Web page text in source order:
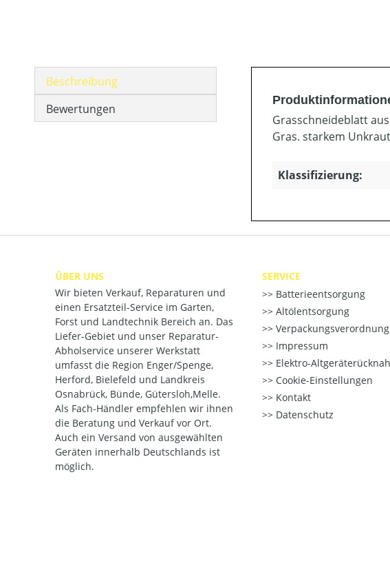
Beschreibung
Bewertungen
Grasschneideblatt
Gras. starkem
Klassifizierung:
ÜBER UNS
Wir bieten Verkauf, Reparaturen und
einen Ersatzteil-Service im Garten,
Forst und Landtechnik Bereich an. Das
Liefer-Gebiet und unser Reparatur-
Abholservice unserer Werkstatt
umfasst die Region Enger/Spenge,
Herford, Bielefeld und Landkreis
Osnabrück, Bünde, Gütersloh,Melle.
Als Fach-Händler empfehlen wir ihnen
die Beratung und Verkauf vor Ort.
Auch ein Versand von ausgewählten
Geräten innerhalb Deutschlands ist
möglich.
SERVICE
Batterieentsorgung
Altölentsorgung
Verpackungsverordnung
Impressum
Elektro-
Cookie-Einstellungen
Kontakt
Datenschutz